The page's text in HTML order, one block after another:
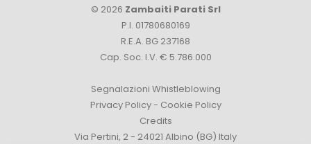
© 2026 Zambaiti Parati Srl
P.I. 01780680169
R.E.A. BG 237168
Cap. Soc. I.V. € 5.786.000
Segnalazioni Whistleblowing
Privacy Policy- Cookie Policy
Credits
Via Pertini, 2 - 24021 Albino (BG) Italy